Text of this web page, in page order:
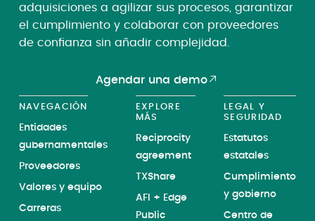
adquisiciones a agilizar sus procesos, garantizar
el cumplimiento y colaborar con proveedores
de confianza sin añadir complejidad.
Agendar una demo
NAVEGACIÓN
Entidades
gubernamentales
Proveedores
Valores y equipo
Carreras
EXPLORE
MÁS
Reciprocity
agreement
TXShare
AFI + Edge
Public
LEGAL Y
SEGURIDAD
Estatutos
estatales
Cumplimiento
y gobierno
Centro de